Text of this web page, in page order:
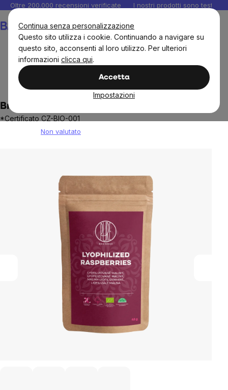
Continua senza personalizzazione
Questo sito utilizza i cookie. Continuando a navigare su
questo sito, acconsenti al loro utilizzo. Per ulteriori
informazioni clicca qui.
Accetta
Impostazioni
Salta
contenuto
Oltre 200.000 recensioni verificate I nostri prodotti sono testati
Brainmax Pure Frutta secca
verdura liofilizzate
BrainMax Lamponi liofilizzati puri, BIO, 45 g
*Certificato CZ-BIO-001
Non valutato